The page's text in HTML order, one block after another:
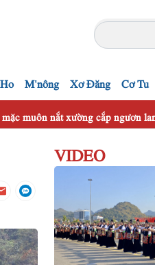
M'nông Xơ Đăng Cơ Tu
muôn nắt xường cắp ngươn
VIDEO